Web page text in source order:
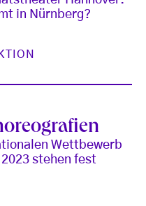
in Nürnberg?
Wettbewerb
stehen fest